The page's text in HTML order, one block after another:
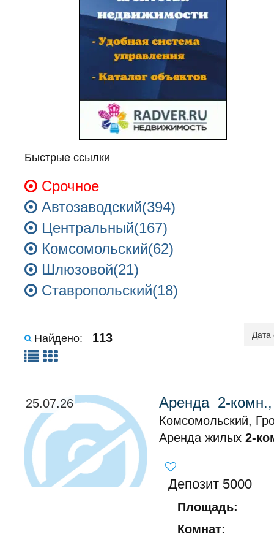
Быстрые ссылки
Срочное
Автозаводский(394)
Центральный(167)
Комсомольский(62)
Шлюзовой(21)
Ставропольский(18)
Найдено: 113
25.07.26 Аренда 2-
Комсомольский,
Аренда жилых 2-
Депозит 5000
Площадь:
Комнат: